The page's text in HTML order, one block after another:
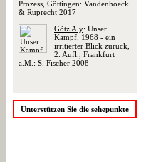
Prozess, Göttingen: Vandenhoeck
& Ruprecht 2017
Götz Aly: Unser
Kampf. 1968 - ein
irritierter Blick zurück,
2. Aufl., Frankfurt
a.M.: S. Fischer 2008
Unterstützen Sie die sehepunkte